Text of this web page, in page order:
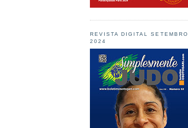
REVISTA DIGITAL SETEMBRO
2024